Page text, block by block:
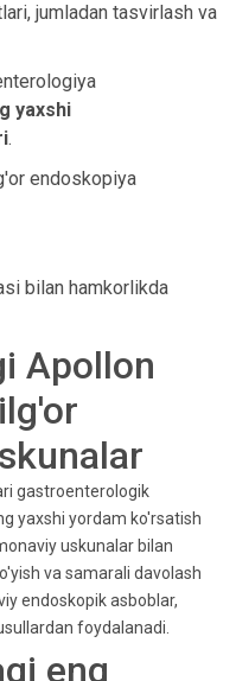
jumladan tasvirlash va
yaxshi
.
endoskopiya
bilan hamkorlikda
Apollon
gastroenterologik
yaxshi yordam ko'rsatish
uskunalar bilan
va samarali davolash
endoskopik asboblar,
foydalanadi.
eng